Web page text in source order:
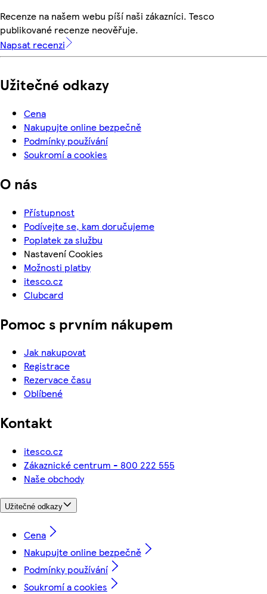
Recenze na našem webu píší naši zákazníci. Tesco
publikované recenze neověřuje.
Napsat recenzi
Užitečné odkazy
Cena
Nakupujte online bezpečně
Podmínky používání
Soukromí a cookies
O nás
Přístupnost
Podívejte se, kam doručujeme
Poplatek za službu
Nastavení Cookies
Možnosti platby
itesco.cz
Clubcard
Pomoc s prvním nákupem
Jak nakupovat
Registrace
Rezervace času
Oblíbené
Kontakt
itesco.cz
Zákaznické centrum - 800 222 555
Naše obchody
Užitečné odkazy
Cena
Nakupujte online bezpečně
Podmínky používání
Soukromí a cookies